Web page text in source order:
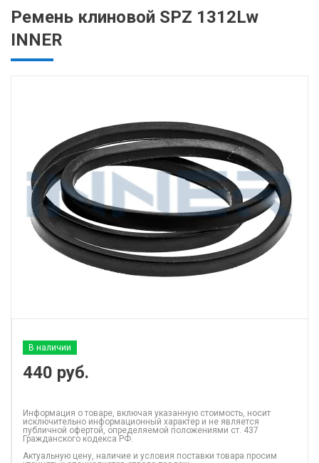
Ремень клиновой SPZ 1312Lw
INNER
В наличии
440 руб.
Информация о товаре, включая указанную стоимость, носит
исключительно информационный характер и не является
публичной офертой, определяемой положениями ст. 437
Гражданского кодекса РФ.
Актуальную цену, наличие и условия поставки товара просим